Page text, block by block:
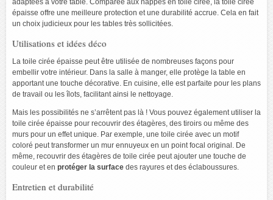
adaptées à votre table. Comparée aux nappes en toile cirée, la toile cirée
épaisse offre une meilleure protection et une durabilité accrue. Cela en fait
un choix judicieux pour les tables très sollicitées.
Utilisations et idées déco
La toile cirée épaisse peut être utilisée de nombreuses façons pour
embellir votre intérieur. Dans la salle à manger, elle protège la table en
apportant une touche décorative. En cuisine, elle est parfaite pour les plans
de travail ou les îlots, facilitant ainsi le nettoyage.
Mais les possibilités ne s’arrêtent pas là ! Vous pouvez également utiliser la
toile cirée épaisse pour recouvrir des étagères, des tiroirs ou même des
murs pour un effet unique. Par exemple, une toile cirée avec un motif
coloré peut transformer un mur ennuyeux en un point focal original. De
même, recouvrir des étagères de toile cirée peut ajouter une touche de
couleur et en protéger la surface des rayures et des éclaboussures.
Entretien et durabilité